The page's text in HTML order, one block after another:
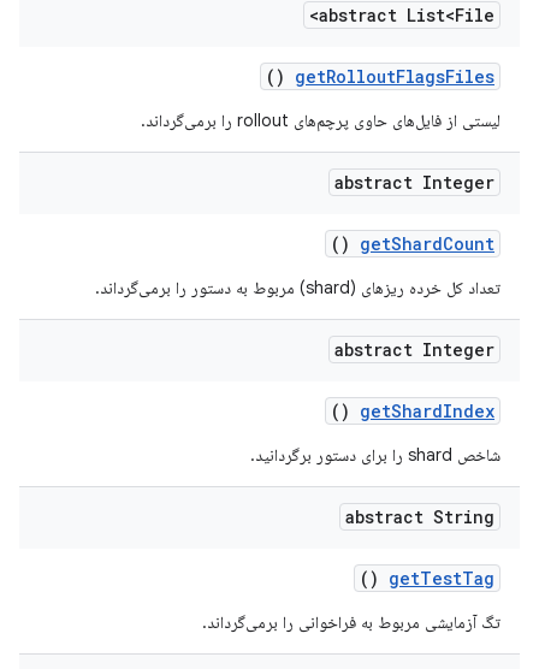
abstract List<File>
getRolloutFlagsFiles
()
لیستی از فایل‌های حاوی پرچم‌های rollout را برمی‌گرداند.
abstract Integer
getShardCount
()
تعداد کل خرده ریزهای (shard) مربوط به دستور را برمی‌گرداند.
abstract Integer
getShardIndex
()
شاخص shard را برای دستور برگردانید.
abstract String
getTestTag
()
تگ آزمایشی مربوط به فراخوانی را برمی‌گرداند.